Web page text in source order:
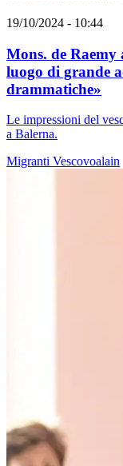
19/10/2024 - 10:44
Mons. de Raemy
luogo di grande
drammatiche»
Le impressioni del
a Balerna.
Migranti Vescovoalain